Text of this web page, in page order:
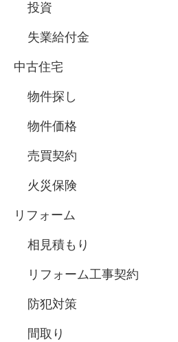
投資
失業給付金
中古住宅
物件探し
物件価格
売買契約
火災保険
リフォーム
相見積もり
リフォーム工事契約
防犯対策
間取り